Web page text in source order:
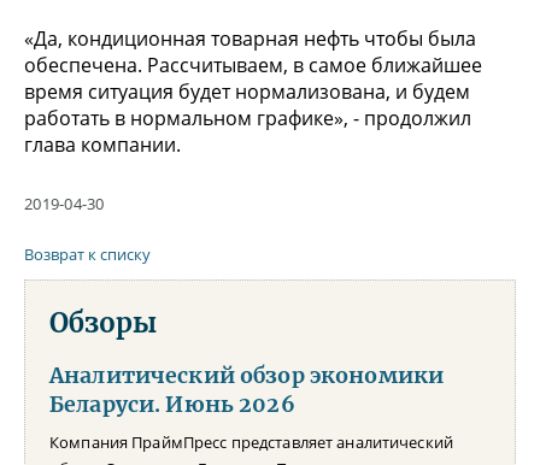
«Да, кондиционная товарная нефть чтобы была
обеспечена. Рассчитываем, в самое ближайшее
время ситуация будет нормализована, и будем
работать в нормальном графике», - продолжил
глава компании.
2019-04-30
Возврат к списку
Обзоры
Аналитический обзор экономики
Беларуси. Июнь 2026
Компания ПраймПресс представляет аналитический